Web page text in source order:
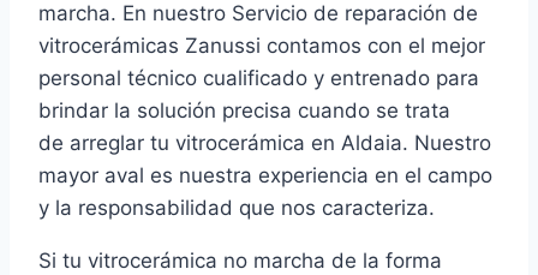
marcha. En nuestro Servicio de reparación de
vitrocerámicas Zanussi contamos con el mejor
personal técnico cualificado y entrenado para
brindar la solución precisa cuando se trata
de arreglar tu vitrocerámica en Aldaia. Nuestro
mayor aval es nuestra experiencia en el campo
y la responsabilidad que nos caracteriza.
Si tu vitrocerámica no marcha de la forma